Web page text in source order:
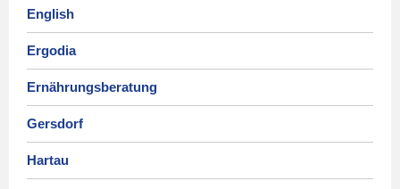
English
Ergodia
Ernährungsberatung
Gersdorf
Hartau